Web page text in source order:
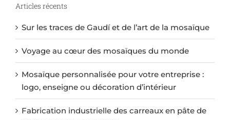
Articles récents
Sur les traces de Gaudí et de l’art de la mosaïque
Voyage au cœur des mosaïques du monde
Mosaïque personnalisée pour votre entreprise :
logo, enseigne ou décoration d’intérieur
Fabrication industrielle des carreaux en pâte de